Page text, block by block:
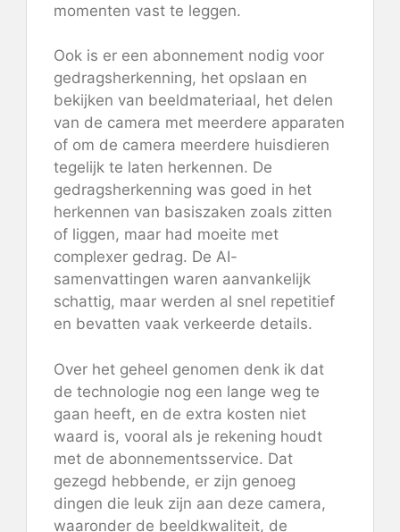
momenten vast te leggen.
Ook is er een abonnement nodig voor
gedragsherkenning, het opslaan en
bekijken van beeldmateriaal, het delen
van de camera met meerdere apparaten
of om de camera meerdere huisdieren
tegelijk te laten herkennen. De
gedragsherkenning was goed in het
herkennen van basiszaken zoals zitten
of liggen, maar had moeite met
complexer gedrag. De AI-
samenvattingen waren aanvankelijk
schattig, maar werden al snel repetitief
en bevatten vaak verkeerde details.
Over het geheel genomen denk ik dat
de technologie nog een lange weg te
gaan heeft, en de extra kosten niet
waard is, vooral als je rekening houdt
met de abonnementsservice. Dat
gezegd hebbende, er zijn genoeg
dingen die leuk zijn aan deze camera,
waaronder de beeldkwaliteit, de